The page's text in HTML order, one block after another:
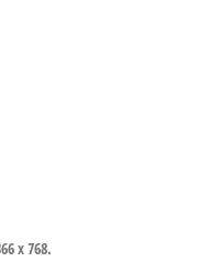
x 768.